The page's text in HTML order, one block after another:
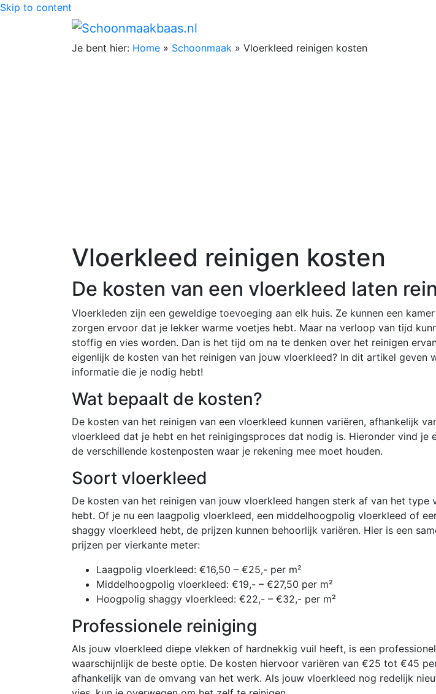
Skip to content
Je bent hier: Home » Schoonmaak » Vloerkleed reinigen kosten
Vloerkleed reinigen kosten
De kosten van een vloerkleed laten
Vloerkleden zijn een geweldige toevoeging aan elk huis. Ze kunnen een
zorgen ervoor dat je lekker warme voetjes hebt. Maar na verloop van tijd
stoffig en vies worden. Dan is het tijd om na te denken over het reinigen
eigenlijk de kosten van het reinigen van jouw vloerkleed? In dit artikel geven
informatie die je nodig hebt!
Wat bepaalt de kosten?
De kosten van het reinigen van een vloerkleed kunnen variëren, afhankelijk
vloerkleed dat je hebt en het reinigingsproces dat nodig is. Hieronder vind je
de verschillende kostenposten waar je rekening mee moet houden.
Soort vloerkleed
De kosten van het reinigen van jouw vloerkleed hangen sterk af van het type
hebt. Of je nu een laagpolig vloerkleed, een middelhoogpolig vloerkleed of
shaggy vloerkleed hebt, de prijzen kunnen behoorlijk variëren. Hier is een
prijzen per vierkante meter:
Laagpolig vloerkleed: €16,50 – €25,- per m²
Middelhoogpolig vloerkleed: €19,- – €27,50 per m²
Hoogpolig shaggy vloerkleed: €22,- – €32,- per m²
Professionele reiniging
Als jouw vloerkleed diepe vlekken of hardnekkig vuil heeft, is een
waarschijnlijk de beste optie. De kosten hiervoor variëren van €25 tot €45
afhankelijk van de omvang van het werk. Als jouw vloerkleed nog redelijk